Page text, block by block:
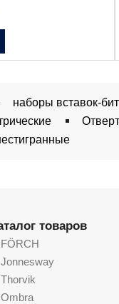
наборы вставок-бит
товаров
FÖRCH
Jonnesway
Thorvik
Ombra